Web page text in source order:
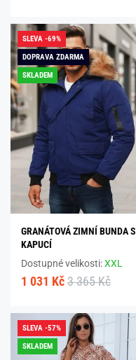
SLEVA -69%
DOPRAVA ZDARMA
SKLADEM
GRANÁTOVÁ ZIMNÍ BUNDA S
KAPUCÍ
Dostupné velikosti:XXL
1 031 Kč 3 365 Kč
SLEVA -57%
SKLADEM